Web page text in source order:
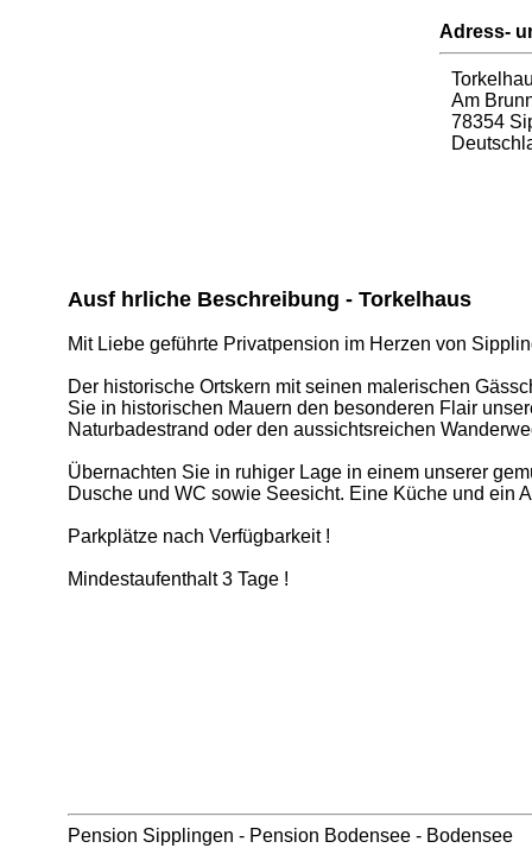
Adress-
Am
78354
Ausf hrliche Beschreibung - Torkelhaus
Mit Liebe geführte Privatpension im Herzen von
Der historische Ortskern mit seinen malerischen
Sie in historischen Mauern den besonderen Flair
Naturbadestrand oder den aussichtsreichen
Übernachten Sie in ruhiger Lage in einem unserer
Dusche und WC sowie Seesicht. Eine Küche und ein
Parkplätze nach Verfügbarkeit !
Mindestaufenthalt 3 Tage !
Pension Sipplingen - Pension Bodensee - Bodensee